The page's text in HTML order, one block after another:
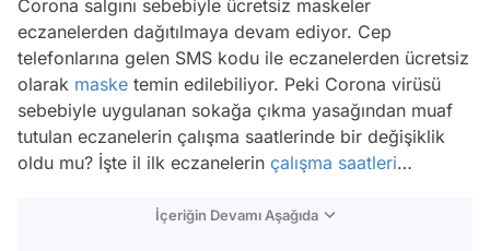
Corona salgını sebebiyle ücretsiz maskeler
eczanelerden dağıtılmaya devam ediyor. Cep
telefonlarına gelen SMS kodu ile eczanelerden ücretsiz
olarak maske temin edilebiliyor. Peki Corona virüsü
sebebiyle uygulanan sokağa çıkma yasağından muaf
tutulan eczanelerin çalışma saatlerinde bir değişiklik
oldu mu? İşte il ilk eczanelerin çalışma saatleri…
İçeriğin Devamı Aşağıda